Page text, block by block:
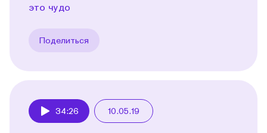
это чудо
Поделиться
34:26 10.05.19